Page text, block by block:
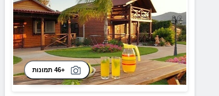
+46 תמונות